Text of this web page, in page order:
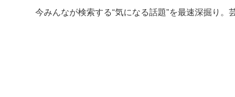
今みんなが検索する“気になる話題”を最速深掘り